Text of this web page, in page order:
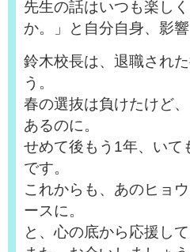
先生の話はいつも楽し
か。」と自分自身、影
鈴木校長は、退職され
う。
春の選抜は負けたけど
あるのに。
せめて後もう1年、いて
です。
これからも、あのヒョ
ースに。
と、心の底から応援して